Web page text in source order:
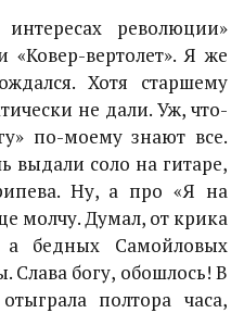
революции»
вертолет». Я же
Хотя старшему
не дали. Уж, что-
по-моему знают все.
выдали соло на гитаре,
Ну, а про «Я на
молчу. Думал, от крика
а бедных Самойловых
Слава богу, обошлось! В
полтора часа,